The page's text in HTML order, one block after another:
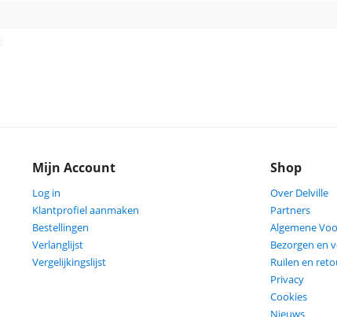
Mijn Account
Log in
Klantprofiel aanmaken
Bestellingen
Verlanglijst
Vergelijkingslijst
Shop
Over Delville
Partners
Algemene
Bezorgen en
Ruilen en
Privacy
Cookies
Nieuws